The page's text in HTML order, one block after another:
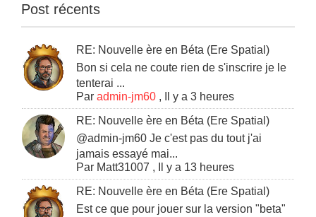
Post récents
RE: Nouvelle ère en Béta (Ere Spatial)
Bon si cela ne coute rien de s'inscrire je le
tenterai ...
Paradmin-jm60 ,
Il y a 3 heures
RE: Nouvelle ère en Béta (Ere Spatial)
@admin-jm60 Je c'est pas du tout j'ai
jamais essayé mai...
Par Matt31007 ,
Il y a 13 heures
RE: Nouvelle ère en Béta (Ere Spatial)
Est ce que pour jouer sur la version "beta"